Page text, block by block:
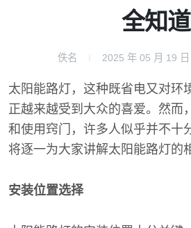
全知道
佚名 2025 年 05 月 19 日
太阳能路灯，这种既省电又对环
正越来越受到大众的喜爱。然而
和使用窍门，许多人似乎并不十
将逐一为大家讲解太阳能路灯的
安装位置选择